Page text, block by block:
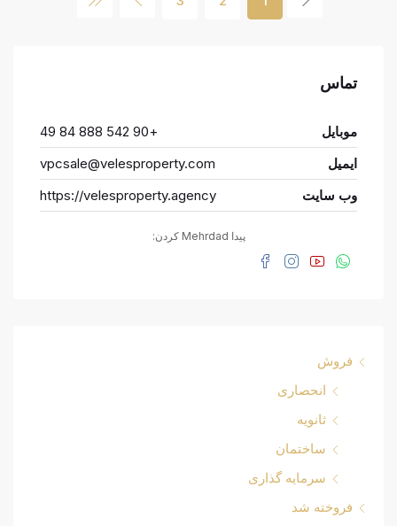
تماس
موبایل
ایمیل
vpcsale@velesproperty.com
وب سایت
https://velesproperty.agency
فروش
انحصاری
ثانویه
ساختمان
سرمایه گذاری
فروخته شد